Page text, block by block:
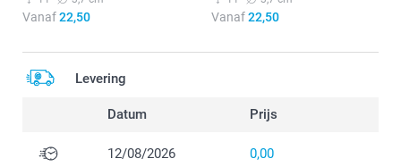
Vanaf22,50 Vanaf22,50
Levering
Datum Prijs
12/08/2026 0,00